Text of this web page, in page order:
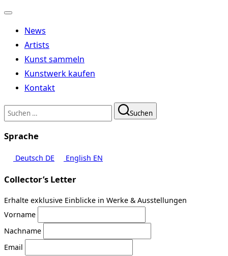
Navigation
umschalten
News
Artists
Kunst sammeln
Kunstwerk kaufen
Kontakt
Suchen
nach:
Suchen
Sprache
Deutsch DE English EN
Collector’s Letter
Erhalte exklusive Einblicke in Werke & Ausstellungen
Vorname
Nachname
Email